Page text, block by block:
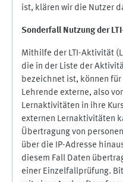
ist, klären wir die Nutzer
Sonderfall Nutzung der LTI
Mithilfe der LTI-Aktivität
die in der Liste der
bezeichnet ist, können
Lehrende externe, also
Lernaktivitäten in ihre
externen Lernaktivitäten
Übertragung von
über die IP-Adresse
diesem Fall Daten
einer Einzelfallprüfung.